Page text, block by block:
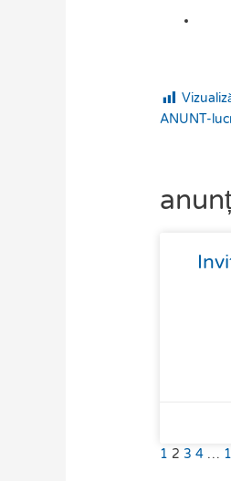
ANUNT-
1 2 3 4 …